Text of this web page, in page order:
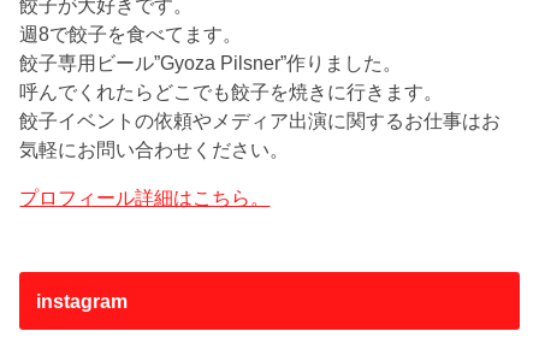
餃子が大好きです。
週8で餃子を食べてます。
餃子専用ビール”Gyoza Pilsner”作りました。
呼んでくれたらどこでも餃子を焼きに行きます。
餃子イベントの依頼やメディア出演に関するお仕事はお
気軽にお問い合わせください。
プロフィール詳細はこちら。
instagram